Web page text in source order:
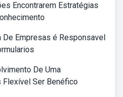
Encontrarem Estratégias
De Empresas é Responsavel
De Uma
Ser Benéfico